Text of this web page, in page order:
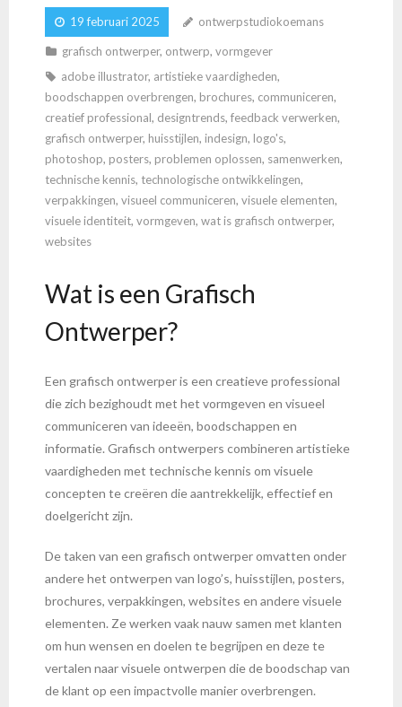
19 februari 2025 ontwerpstudiokoemans
grafisch ontwerper, ontwerp, vormgever
adobe illustrator, artistieke vaardigheden,
boodschappen overbrengen, brochures, communiceren,
creatief professional, designtrends, feedback verwerken,
grafisch ontwerper, huisstijlen, indesign, logo's,
photoshop, posters, problemen oplossen, samenwerken,
technische kennis, technologische ontwikkelingen,
verpakkingen, visueel communiceren, visuele elementen,
visuele identiteit, vormgeven, wat is grafisch ontwerper,
websites
Wat is een Grafisch
Ontwerper?
Een grafisch ontwerper is een creatieve professional
die zich bezighoudt met het vormgeven en visueel
communiceren van ideeën, boodschappen en
informatie. Grafisch ontwerpers combineren artistieke
vaardigheden met technische kennis om visuele
concepten te creëren die aantrekkelijk, effectief en
doelgericht zijn.
De taken van een grafisch ontwerper omvatten onder
andere het ontwerpen van logo’s, huisstijlen, posters,
brochures, verpakkingen, websites en andere visuele
elementen. Ze werken vaak nauw samen met klanten
om hun wensen en doelen te begrijpen en deze te
vertalen naar visuele ontwerpen die de boodschap van
de klant op een impactvolle manier overbrengen.